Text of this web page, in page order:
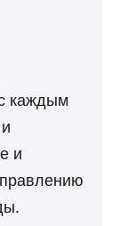
каждым
и